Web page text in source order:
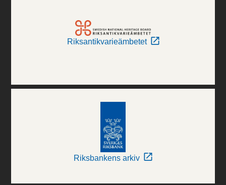
Riksantikvarieämbetet
Riksbankens arkiv